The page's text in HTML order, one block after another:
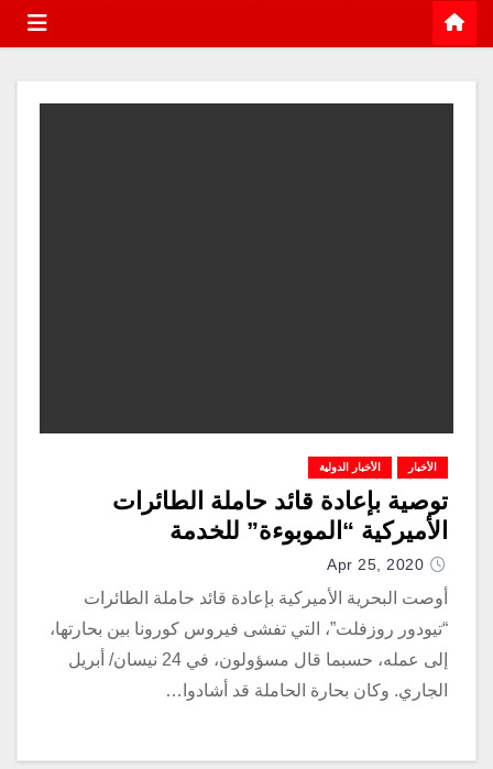
الأخبار الأخبار الدولية
توصية بإعادة قائد حاملة الطائرات
الأميركية “الموبوءة” للخدمة
Apr 25, 2020
أوصت البحرية الأميركية بإعادة قائد حاملة الطائرات
“تيودور روزفلت”، التي تفشى فيروس كورونا بين بحارتها،
إلى عمله، حسبما قال مسؤولون، في 24 نيسان/ أبريل
الجاري. وكان بحارة الحاملة قد أشادوا…